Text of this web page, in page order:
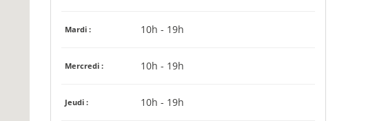
Mardi : 10h - 19h
Mercredi : 10h - 19h
Jeudi : 10h - 19h